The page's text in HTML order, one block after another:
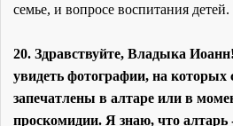
семье, и вопросе воспитания детей.
20. Здравствуйте, Владыка
увидеть фотографии, на
запечатлены в алтаре или в
проскомидии. Я знаю, что алтарь